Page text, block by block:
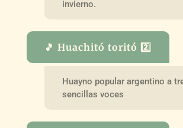
invierno.
🎵 Huachitó toritó 2️⃣
Huayno popular argentino a
sencillas voces